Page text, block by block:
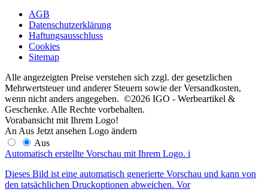
AGB
Datenschutzerklärung
Haftungsausschluss
Cookies
Sitemap
Alle angezeigten Preise verstehen sich zzgl. der gesetzlichen
Mehrwertsteuer und anderer Steuern sowie der Versandkosten,
wenn nicht anders angegeben. ©2026 IGO - Werbeartikel &
Geschenke. Alle Rechte vorbehalten.
Vorabansicht mit Ihrem Logo!
An Aus Jetzt ansehen Logo ändern
Aus
Automatisch erstellte Vorschau mit Ihrem Logo. i
Dieses Bild ist eine automatisch generierte Vorschau und kann von
den tatsächlichen Druckoptionen abweichen. Vor